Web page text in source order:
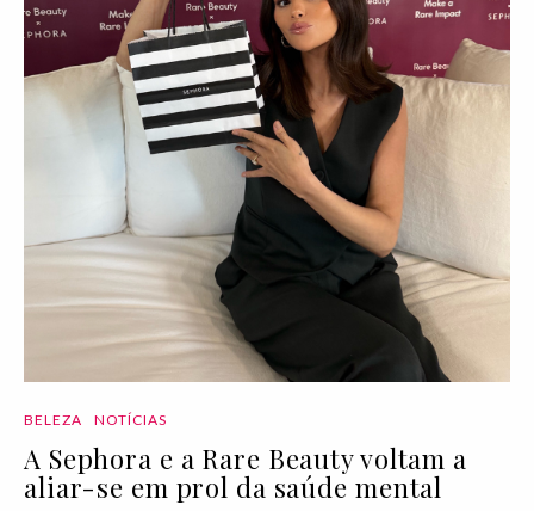
BELEZA NOTÍCIAS
A Sephora e a Rare Beauty voltam a
aliar-se em prol da saúde mental